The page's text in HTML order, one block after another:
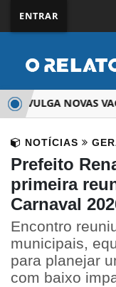
ENTRAR
NOVAS
NOTÍCIAS
Prefeito
primeira
Carnaval
Encontro
municipais,
para planejar
com baixo